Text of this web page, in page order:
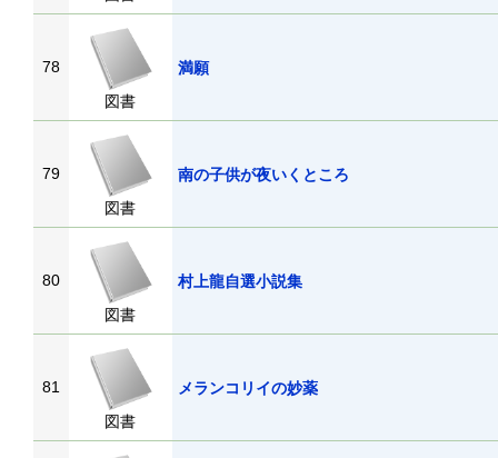
78
図書
満願
79
図書
南の子供が夜いくところ
80
図書
村上龍自選小説集
81
図書
メランコリイの妙薬